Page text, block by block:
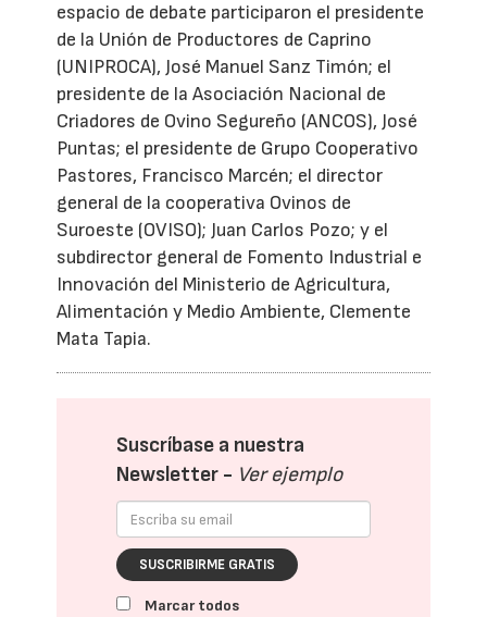
espacio de debate participaron el presidente
de la Unión de Productores de Caprino
(UNIPROCA), José Manuel Sanz Timón; el
presidente de la Asociación Nacional de
Criadores de Ovino Segureño (ANCOS), José
Puntas; el presidente de Grupo Cooperativo
Pastores, Francisco Marcén; el director
general de la cooperativa Ovinos de
Suroeste (OVISO); Juan Carlos Pozo; y el
subdirector general de Fomento Industrial e
Innovación del Ministerio de Agricultura,
Alimentación y Medio Ambiente, Clemente
Mata Tapia.
Suscríbase a nuestra
Newsletter - Ver ejemplo
SUSCRIBIRME GRATIS
Marcar todos